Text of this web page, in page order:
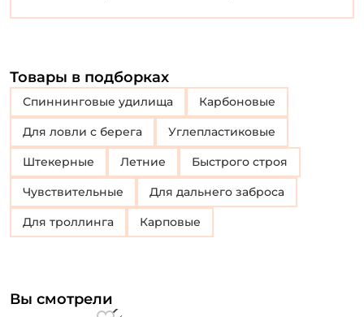
Товары в подборках
Спиннинговые удилища Карбоновые
Для ловли с берега Углепластиковые
Штекерные Летние Быстрого строя
Чувствительные Для дальнего заброса
Для троллинга Карповые
Вы смотрели